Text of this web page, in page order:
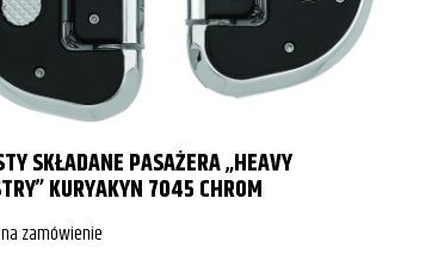
SKŁADANE PASAŻERA „HEAVY
KURYAKYN 7045 CHROM
zamówienie